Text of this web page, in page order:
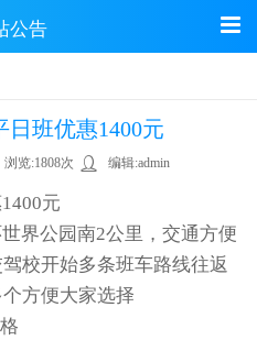
公告
班优惠1400元
浏览:1808次 编辑:admin
元
界公园南2公里，交通方便
校开始多条班车路线往返
方便大家选择